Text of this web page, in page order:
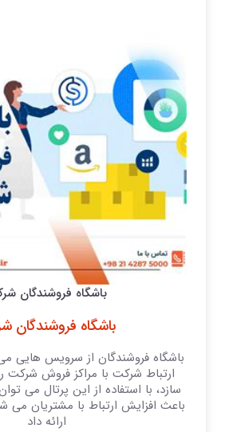
باشگاه فروشندگان
باشگاه فروشندگان
باشگاه فروشندگان از سرویس هایی
ارتباط شرکت با مراکز فروش شرکت
سازد، با استفاده از این پرتال می
باعث افزایش ارتباط با مشتریان می
ارائه داد